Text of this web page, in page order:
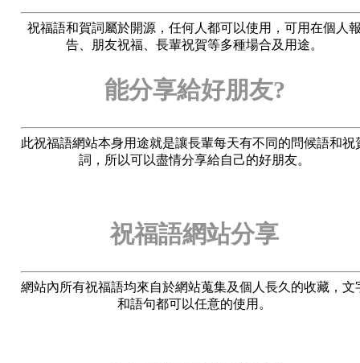
祝福語和賀詞屬於開源，任何人都可以使用，可用在個人
告、朋友祝福、長輩祝賀等多種場合及用途。
能分享給好朋友?
此祝福語網站本身用途就是讓長輩每天有不同的問候語和祝
詞，所以可以盡情分享給自己的好朋友。
祝福語網站分享
網站內所有祝福語均來自於網站蒐集及個人長久的收藏，文
和語句都可以任意的使用。